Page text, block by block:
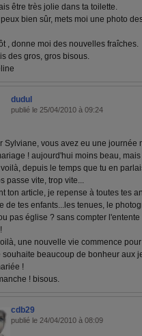
être très jolie dans ta toilette.
bien sûr, mets moi une photo
, donne moi des nouvelles fraîches.
des gros, gros bisous.
dudul
publié le 25/04/2010 à 09:24
Sylviane, vous avez eu une journée
! aujourd'hui moins beau,
depuis le temps que tu en
passe vite, trop vite...
ton article, je repense à toutes tes
de tes enfants...les tenues, le
pas église ? sans compter
une nouvelle vie commence
souhaite beaucoup de bonheur aux
!
! bisous.
cdb29
publié le 24/04/2010 à 08:09